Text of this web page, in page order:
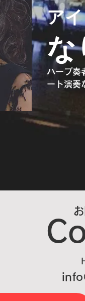
ア
な
ハープ奏
ート演奏
戦に出
ンのハー